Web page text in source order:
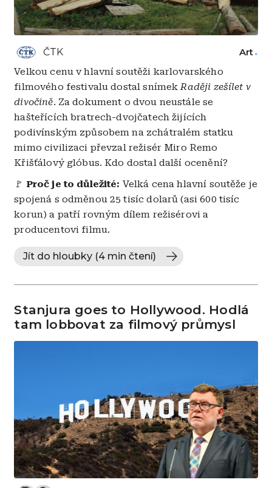
ČTK Art
Velkou cenu v hlavní soutěži karlovarského
filmového festivalu dostal snímekRaději zešílet v
divočině. Za dokument o dvou neustále se
hašteřících bratrech-dvojčatech žijících
podivínským způsobem na zchátralém statku
mimo civilizaci převzal režisér Miro Remo
Křišťálový glóbus. Kdo dostal další ocenění?
🚩 Proč je to důležité: Velká cena hlavní soutěže je
spojená s odměnou 25 tisíc dolarů (asi 600 tisíc
korun) a patří rovným dílem režisérovi a
producentovi filmu.
Jít do hloubky (4 min čtení)
Stanjura goes to Hollywood. Hodlá
tam lobbovat za filmový průmysl